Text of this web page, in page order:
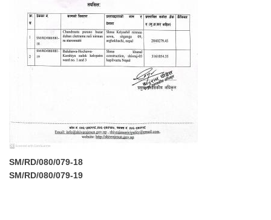
SM/RD/080/079-18
SM/RD/080/079-19